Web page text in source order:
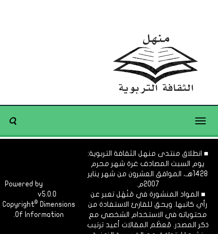
Toggle
■ انطلاق منتدى منهل الثقافة التربوية:
يوم السبت المصادف غرة شهر محرم
1428هـ، الموافق العشرون من شهر يناير
2007م.
■ المواد المنشورة في مَنْهَل تعبر عن
رأي كاتبها. ويحق للقارئ الاستفادة من
محتوياته في الاستخدام الشخصي مع
ذكر المصدر. مُعظَم المقالات أعيد ترتيب
Powered by
v5.0.0
Copyright©
Dimensions
Of Information.